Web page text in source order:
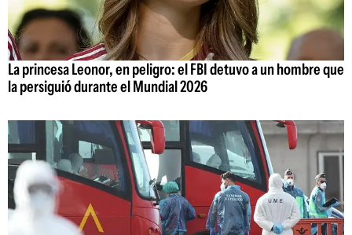
La princesa Leonor, en peligro: el FBI detuvo a un hombre que
la persiguió durante el Mundial 2026